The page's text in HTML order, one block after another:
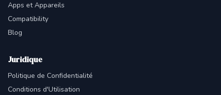
Apps et Appareils
Compatibility
Blog
Juridique
Politique de Confidentialité
Conditions d'Utilisation